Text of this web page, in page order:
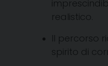
realistico.
Il percorso
spirito di